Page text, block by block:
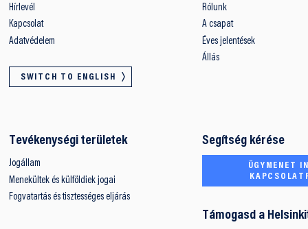
Hírlevél
Kapcsolat
Adatvédelem
SWITCH TO ENGLISH
Rólunk
A csapat
Éves jelentések
Állás
Tevékenységi területek
Jogállam
Menekültek és külföldiek jogai
Fogvatartás és tisztességes eljárás
Segítség kérése
ÜGYMENET
Támogasd a